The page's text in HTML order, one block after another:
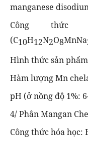
manganese
Công thức
(C10H12N2O8MnNa
Hình thức sản
Hàm lượng Mn
pH (ở nồng độ 1%:
4/ Phân Mangan
Công thức hóa học: